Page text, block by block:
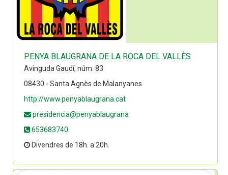
PENYA BLAUGRANA DE LA ROCA DEL VALLÈS
Avinguda Gaudí, núm. 83
08430 - Santa Agnès de Malanyanes
http://www.penyablaugrana.cat
presidencia@penyablaugrana
653683740
Divendres de 18h. a 20h.